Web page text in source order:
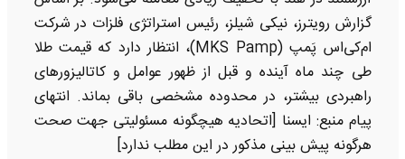
گزارش رویترز، نیکی شیلز، رئیس استراتژی فلزات در شرکت
ام‌کی‌اس پَمپ (MKS Pamp)، انتظار دارد که قیمت طلا
طی چند ماه آینده و قبل از ظهور عوامل و کاتالیزورهای
راهبردی بیشتر، در محدوده مشخصی باقی بماند. انتهای
پیام منبع: ایسنا [اتحادیه هیچگونه مسئولیتی جهت صحت
هرگونه پیش بینی مذکور در این مطلب ندارد]